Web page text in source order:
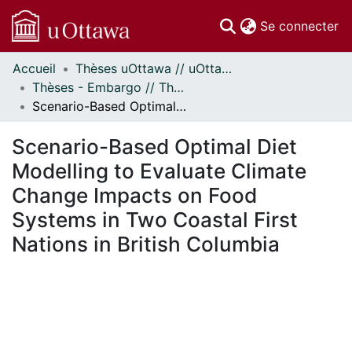
Se connecter
Communautés
et collections
Parcourir
À propos
Accueil
Thèses uOttawa // uOttawa Theses
Thèses - Embargo // Theses - Embargo
Scenario-Based Optimal Diet Modelling to Evaluate Climate Change Impacts on Food Systems in Two Coastal First Nations in British Columbia
Scenario-Based Optimal Diet
Modelling to Evaluate Climate
Change Impacts on Food
Systems in Two Coastal First
Nations in British Columbia